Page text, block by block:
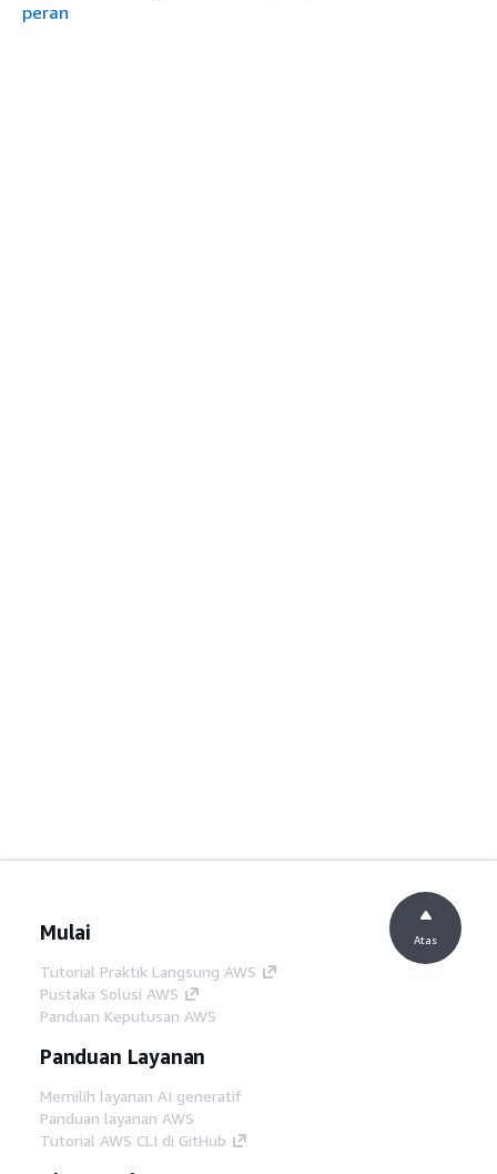
peran
Mulai
Tutorial Praktik Langsung AWS
Pustaka Solusi AWS
Panduan Keputusan AWS
Panduan Layanan
Memilih layanan AI generatif
Panduan layanan AWS
Tutorial AWS CLI di GitHub
Atas